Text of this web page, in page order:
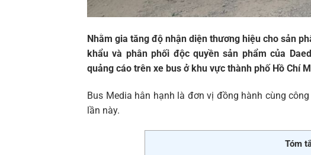
Nhằm gia tăng độ nhận diện thương hiệu cho sản
khẩu và phân phối độc quyền sản phẩm của
quảng cáo trên xe bus ở khu vực thành phố Hồ Chí
Bus Media hân hạnh là đơn vị đồng hành cùng
lần này.
Tóm